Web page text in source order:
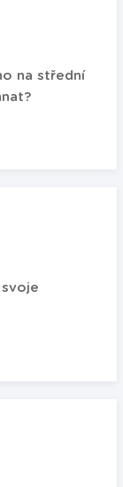
na střední